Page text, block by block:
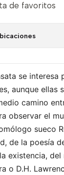
de favoritos
se
aunque
camino
observar el
sueco
de la poesía
existencia,
o D.H.